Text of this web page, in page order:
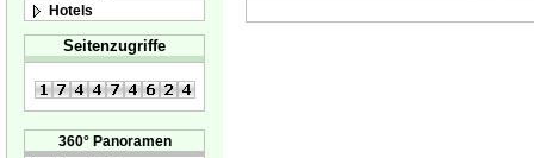
Hotels
Seitenzugriffe
360° Panoramen